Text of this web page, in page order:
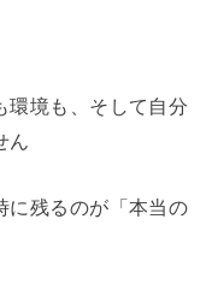
環境も、そして自分
ん
に残るのが「本当の